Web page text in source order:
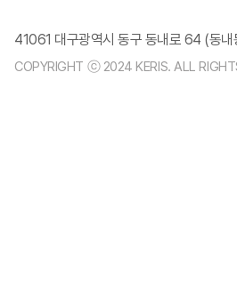
41061 대구광역시 동구 동내로 64 (동
COPYRIGHT ⓒ 2024 KERIS. ALL